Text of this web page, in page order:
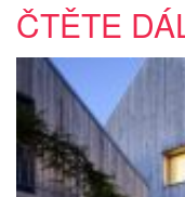
ČTĚTE